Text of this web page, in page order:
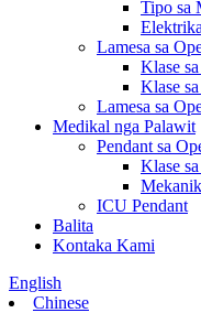
Tipo sa
Lamesa sa
Klase
Klase
Lamesa sa
Medikal nga Palawit
Pendant sa
Klase
ICU Pendant
Balita
Kontaka Kami
English
Chinese